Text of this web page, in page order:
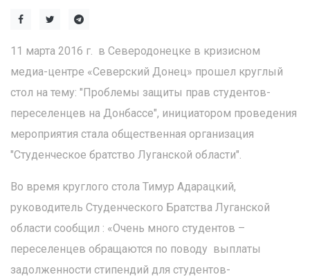
11 марта 2016 г. в Северодонецке в кризисном
медиа-центре «Северский Донец» прошел круглый
стол на тему: "Проблемы защиты прав студентов-
переселенцев на Донбассе", инициатором проведения
мероприятия стала общественная организация
"Студенческое братство Луганской области".
Во время круглого стола Тимур Адарацкий,
руководитель Студенческого Братства Луганской
области сообщил : «Очень много студентов –
переселенцев обращаются по поводу выплаты
задолженности стипендий для студентов-